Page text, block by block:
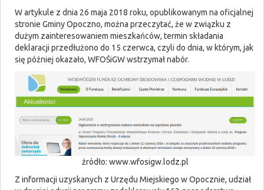
W artykule z dnia 26 maja 2018 roku, opublikowanym na oficjalnej
stronie Gminy Opoczno, można przeczytać, że w związku z
dużym zainteresowaniem mieszkańców, termin składania
deklaracji przedłużono do 15 czerwca, czyli do dnia, w którym, jak
się później okazało, WFOŚiGW wstrzymał nabór.
źródło: www.wfosigw.lodz.pl
Z informacji uzyskanych z Urzędu Miejskiego w Opocznie, udział